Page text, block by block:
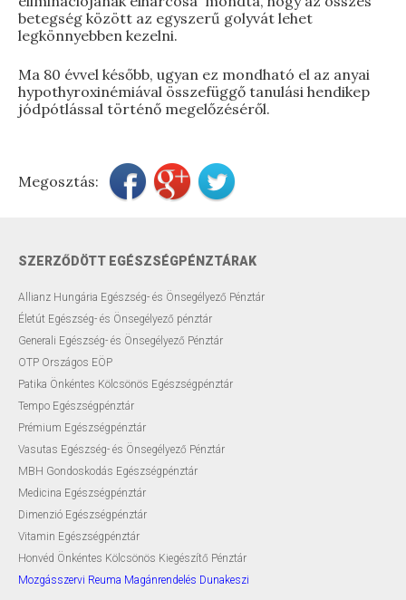
betegség között az egyszerű golyvát lehet
legkönnyebben kezelni.
Ma 80 évvel később, ugyan ez mondható el az anyai
hypothyroxinémiával összefüggő tanulási hendikep
jódpótlással történő megelőzéséről.
Megosztás:
SZERZŐDÖTT EGÉSZSÉGPÉNZTÁRAK
Allianz Hungária Egészség- és Önsegélyező Pénztár
Életút Egészség- és Önsegélyező pénztár
Generali Egészség- és Önsegélyező Pénztár
OTP Országos EÖP
Patika Önkéntes Kölcsönös Egészségpénztár
Tempo Egészségpénztár
Prémium Egészségpénztár
Vasutas Egészség- és Önsegélyező Pénztár
MBH Gondoskodás Egészségpénztár
Medicina Egészségpénztár
Dimenzió Egészségpénztár
Vitamin Egészségpénztár
Honvéd Önkéntes Kölcsönös Kiegészítő Pénztár
Mozgásszervi Reuma Magánrendelés Dunakeszi